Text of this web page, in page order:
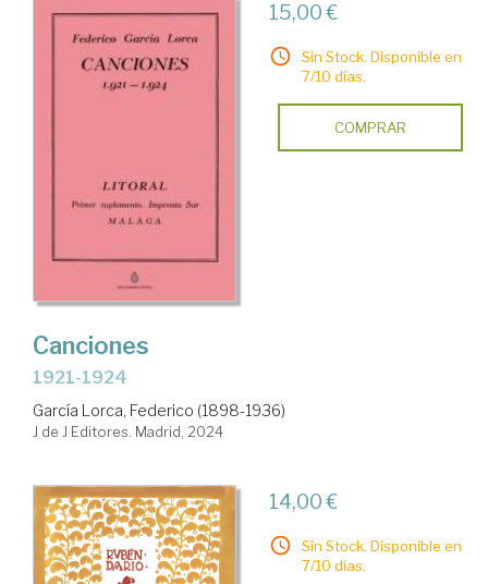
15,00 €
Sin Stock. Disponible en
7/10 días.
COMPRAR
Canciones
1921-1924
García Lorca, Federico (1898-1936)
J de J Editores. Madrid, 2024
14,00 €
Sin Stock. Disponible en
7/10 días.